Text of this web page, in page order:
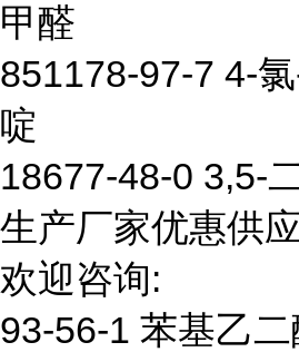
甲醛
851178-97-7 4-
啶
18677-48-0 3,5-
生产厂家优惠供
欢迎咨询:
93-56-1 苯基乙二